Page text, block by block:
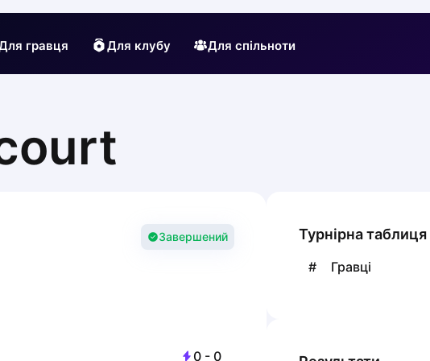
гравця Для клубу Для спільноти
Завершений
0- 0
Турнірна таблиця
# Гравці